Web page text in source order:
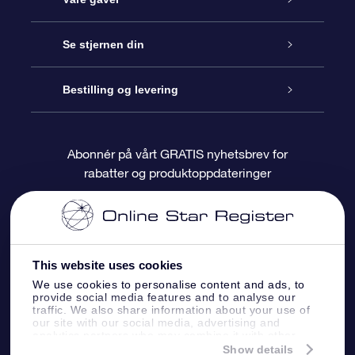
This website uses cookies
We use cookies to personalise content and ads, to
provide social media features and to analyse our
traffic. We also share information about your use of
our site with our social media, advertising and
information that you’ve provided to them or that
Show details
Kontakt oss
Bloggen
Anmeldelser
Online Stjernegave
OSR Gavepakke
OSR-gavekortet
Bedriftsgaver
Se stjernen din
Star Register
Pesontilpasset stjerneside
One Million Stars
OSR Starsaver
Fly me to the Stars VR-app
Bestilling og levering
Betalingsinformasjon
Fraktinformasjon
Returpolicy
Stjernebildene
Abonnér på vårt GRATIS nyhetsbrev for
rabatter og produktoppdateringer